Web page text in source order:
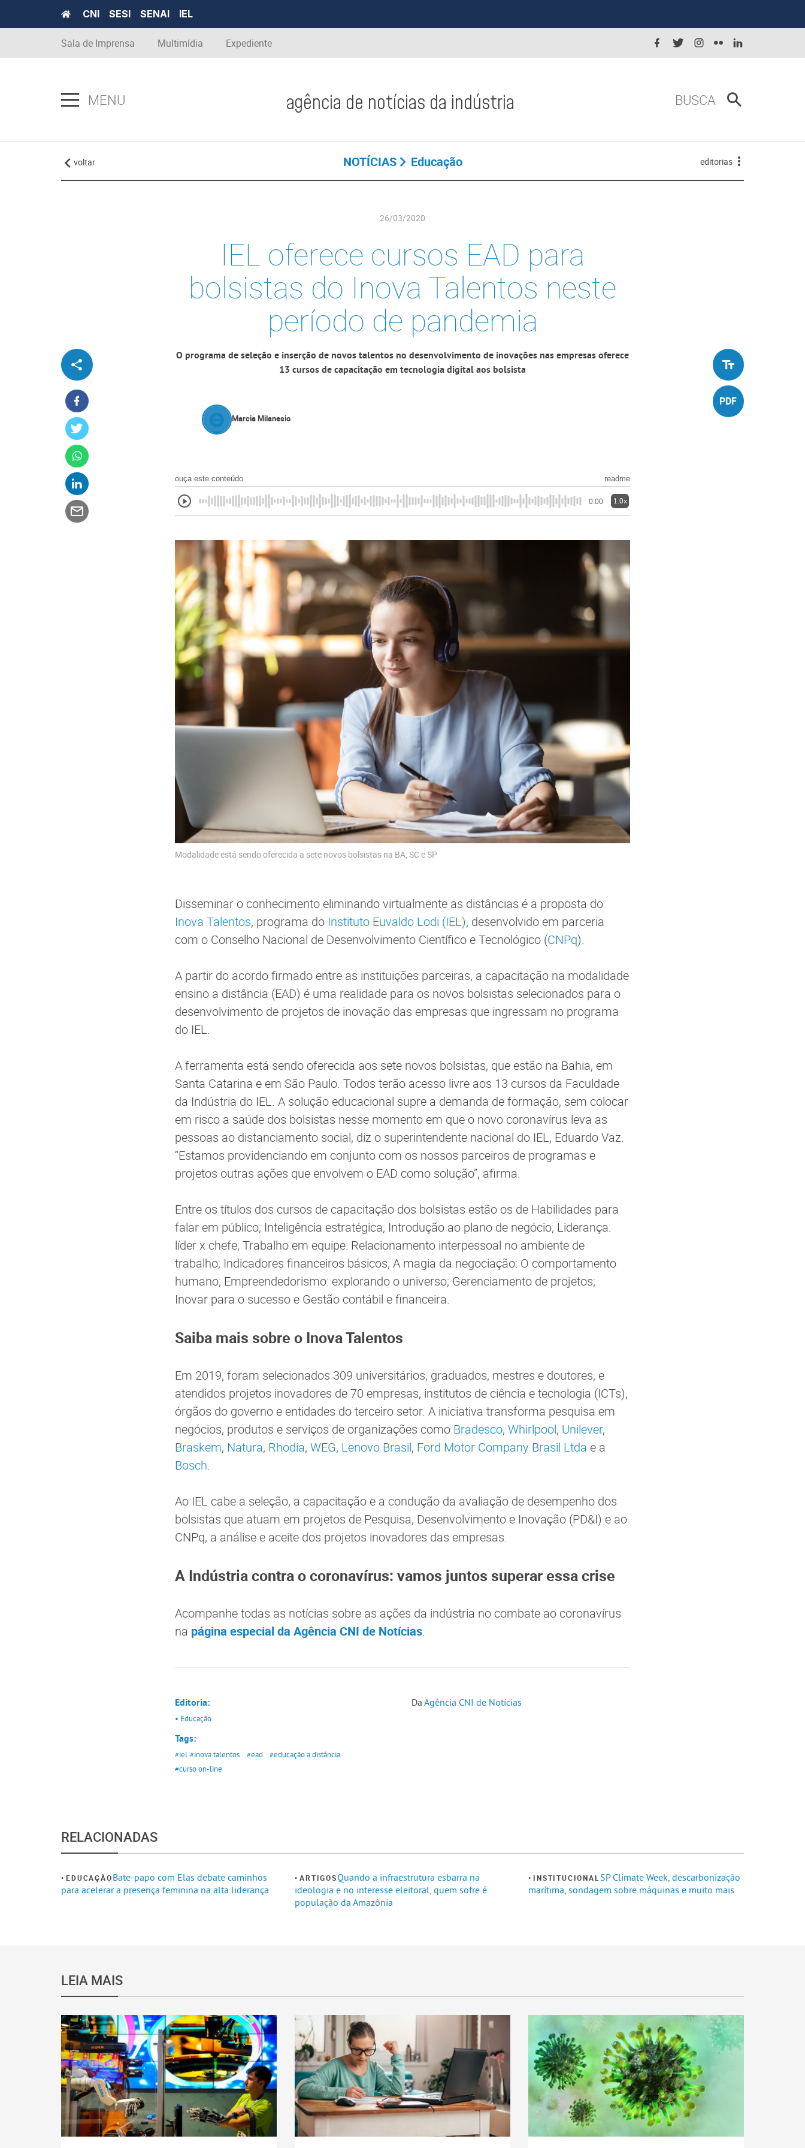
CNI SESI SENAI IEL
Sala de Imprensa Multimídia Expediente
MENU agência de notícias da indústria BUSCA
voltar NOTÍCIAS Educação editorias
26/03/2020
IEL oferece cursos EAD para
bolsistas do Inova Talentos neste
período de pandemia
O programa de seleção e inserção de novos talentos no desenvolvimento de inovações nas empresas oferece
13 cursos de capacitação em tecnologia digital aos bolsista
Marcia Milanesio
ouça este conteúdo readme
0:00 1.0x
Modalidade está sendo oferecida a sete novos bolsistas na BA, SC e SP
Disseminar o conhecimento eliminando virtualmente as distâncias é a proposta do
Inova Talentos, programa do Instituto Euvaldo Lodi (IEL), desenvolvido em parceria
com o Conselho Nacional de Desenvolvimento Científico e Tecnológico (CNPq).
A partir do acordo firmado entre as instituições parceiras, a capacitação na modalidade
ensino a distância (EAD) é uma realidade para os novos bolsistas selecionados para o
desenvolvimento de projetos de inovação das empresas que ingressam no programa
do IEL.
A ferramenta está sendo oferecida aos sete novos bolsistas, que estão na Bahia, em
Santa Catarina e em São Paulo. Todos terão acesso livre aos 13 cursos da Faculdade
da Indústria do IEL. A solução educacional supre a demanda de formação, sem colocar
em risco a saúde dos bolsistas nesse momento em que o novo coronavírus leva as
pessoas ao distanciamento social, diz o superintendente nacional do IEL, Eduardo Vaz.
“Estamos providenciando em conjunto com os nossos parceiros de programas e
projetos outras ações que envolvem o EAD como solução”, afirma.
Entre os títulos dos cursos de capacitação dos bolsistas estão os de Habilidades para
falar em público; Inteligência estratégica; Introdução ao plano de negócio; Liderança:
líder x chefe; Trabalho em equipe: Relacionamento interpessoal no ambiente de
trabalho; Indicadores financeiros básicos; A magia da negociação: O comportamento
humano; Empreendedorismo: explorando o universo; Gerenciamento de projetos;
Inovar para o sucesso e Gestão contábil e financeira.
Saiba mais sobre o Inova Talentos
Em 2019, foram selecionados 309 universitários, graduados, mestres e doutores, e
atendidos projetos inovadores de 70 empresas, institutos de ciência e tecnologia (ICTs),
órgãos do governo e entidades do terceiro setor. A iniciativa transforma pesquisa em
negócios, produtos e serviços de organizações como Bradesco, Whirlpool, Unilever,
Braskem, Natura, Rhodia, WEG, Lenovo Brasil, Ford Motor Company Brasil Ltda e a
Bosch.
Ao IEL cabe a seleção, a capacitação e a condução da avaliação de desempenho dos
bolsistas que atuam em projetos de Pesquisa, Desenvolvimento e Inovação (PD&I) e ao
CNPq, a análise e aceite dos projetos inovadores das empresas.
A Indústria contra o coronavírus: vamos juntos superar essa crise
Acompanhe todas as notícias sobre as ações da indústria no combate ao coronavírus
na página especial da Agência CNI de Notícias.
Editoria:
• Educação
Tags:
#iel #inova talentos #ead
#educação a distância
#curso on-line
Da Agência CNI de Notícias
RELACIONADAS
EDUCAÇÃOBate-papo com Elas debate caminhos
para acelerar a presença feminina na alta liderança
ARTIGOSQuando a infraestrutura esbarra na
ideologia e no interesse eleitoral, quem sofre é
população da Amazônia
INSTITUCIONALSP Climate Week, descarbonização
marítima, sondagem sobre máquinas e muito mais
LEIA MAIS